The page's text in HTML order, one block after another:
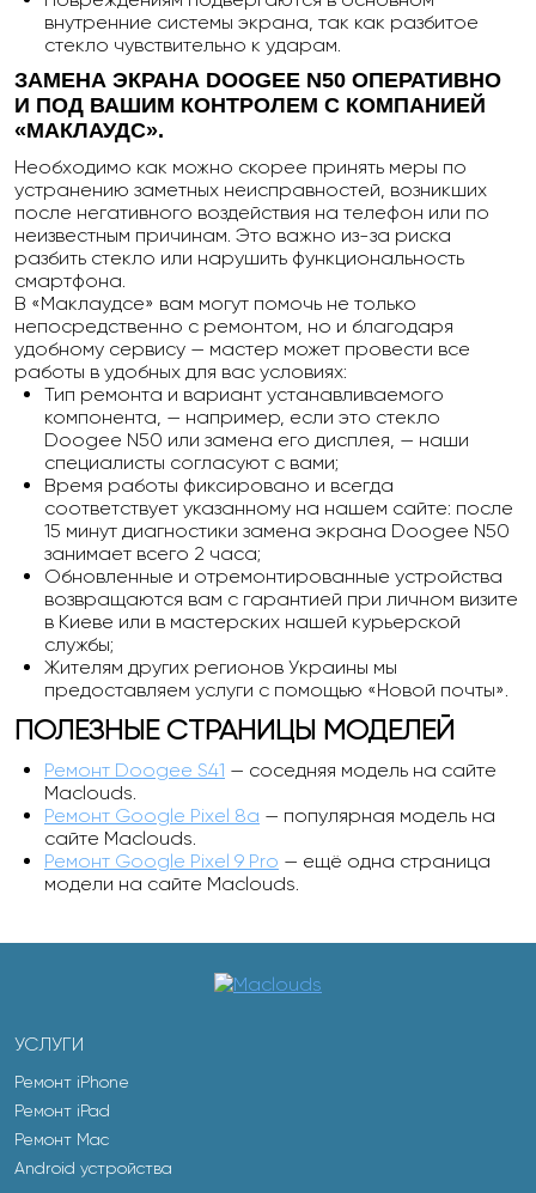
внутренние системы экрана, так как разбитое
стекло чувствительно к ударам.
ЗАМЕНА ЭКРАНА DOOGEE N50 ОПЕРАТИВНО
И ПОД ВАШИМ КОНТРОЛЕМ С КОМПАНИЕЙ
«МАКЛАУДС».
Необходимо как можно скорее принять меры по
устранению заметных неисправностей, возникших
после негативного воздействия на телефон или по
неизвестным причинам. Это важно из-за риска
разбить стекло или нарушить функциональность
смартфона.
В «Маклаудсе» вам могут помочь не только
непосредственно с ремонтом, но и благодаря
удобному сервису — мастер может провести все
работы в удобных для вас условиях:
Тип ремонта и вариант устанавливаемого
компонента, — например, если это стекло
Doogee N50 или замена его дисплея, — наши
специалисты согласуют с вами;
Время работы фиксировано и всегда
соответствует указанному на нашем сайте: после
15 минут диагностики замена экрана Doogee N50
занимает всего 2 часа;
Обновленные и отремонтированные устройства
возвращаются вам с гарантией при личном визите
в Киеве или в мастерских нашей курьерской
службы;
Жителям других регионов Украины мы
предоставляем услуги с помощью «Новой почты».
ПОЛЕЗНЫЕ СТРАНИЦЫ МОДЕЛЕЙ
Ремонт Doogee S41 — соседняя модель на сайте
Maclouds.
Ремонт Google Pixel 8a — популярная модель на
сайте Maclouds.
Ремонт Google Pixel 9 Pro — ещё одна страница
модели на сайте Maclouds.
УСЛУГИ
Ремонт iPhone
Ремонт iPad
Ремонт Mac
Android устройства